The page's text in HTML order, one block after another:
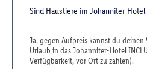
Sind Haustiere im Johanniter-
Ja, gegen Aufpreis kannst du
Urlaub in das Johanniter-Hotel
Verfügbarkeit, vor Ort zu zahlen).